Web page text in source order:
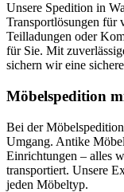
Unsere Spedition in
Transportlösungen für
Teilladungen oder
für Sie. Mit
sichern wir eine
Möbelspedition
Bei der
Umgang. Antike
Einrichtungen – alles
transportiert. Unsere
jeden Möbeltyp.